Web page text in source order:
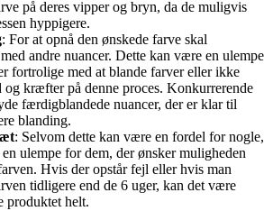
på deres vipper og bryn, da de muligvis
hyppigere.
: For at opnå den ønskede farve skal
andre nuancer. Dette kan være en ulempe
fortrolige med at blande farver eller ikke
og kræfter på denne proces. Konkurrerende
færdigblandede nuancer, der er klar til
blanding.
: Selvom dette kan være en fordel for nogle,
ulempe for dem, der ønsker muligheden
Hvis der opstår fejl eller hvis man
tidligere end de 6 uger, kan det være
produktet helt.